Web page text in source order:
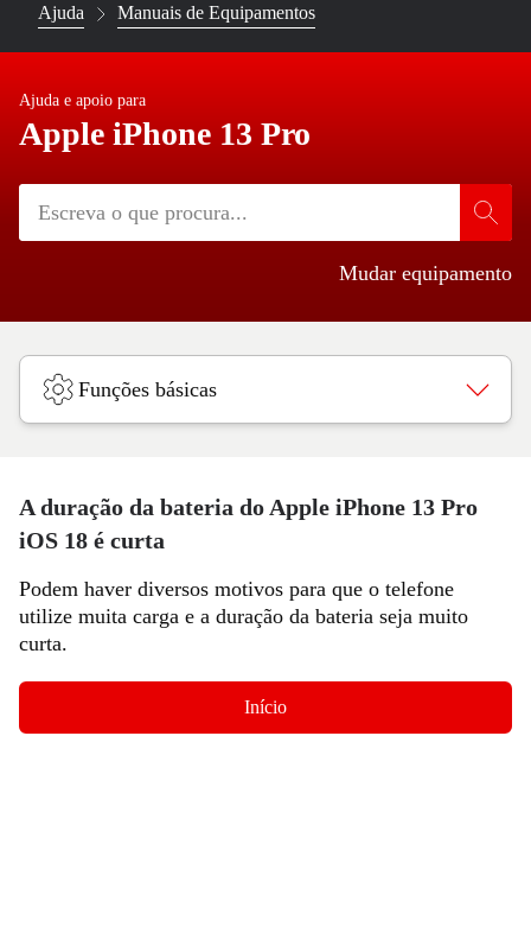
Ajuda Manuais de Equipamentos
Ajuda e apoio para
Apple iPhone 13 Pro
Mudar equipamento
Funções básicas
A duração da bateria do Apple iPhone 13 Pro
iOS 18 é curta
Podem haver diversos motivos para que o telefone
utilize muita carga e a duração da bateria seja muito
curta.
Início